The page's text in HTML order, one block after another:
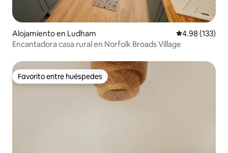
Alojamiento en Ludham Calificación
4.98 (133)
Encantadora casa rural en Norfolk Broads Village
Favorito entre huéspedes
Favorito entre huéspedes